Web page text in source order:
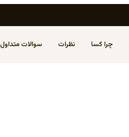
چرا کسا نظرات سوالات متداول